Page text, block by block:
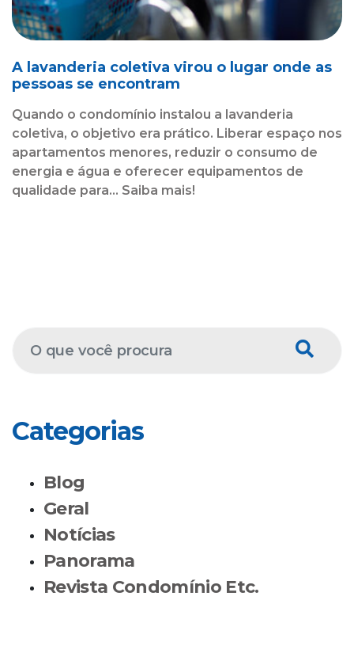
A lavanderia coletiva virou o lugar onde as
pessoas se encontram
Quando o condomínio instalou a lavanderia
coletiva, o objetivo era prático. Liberar espaço nos
apartamentos menores, reduzir o consumo de
energia e água e oferecer equipamentos de
qualidade para... Saiba mais!
Categorias
Blog
Geral
Notícias
Panorama
Revista Condomínio Etc.